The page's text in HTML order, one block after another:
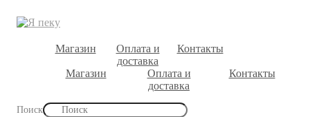
Магазин
Оплата и
доставка
Контакты
Магазин
Оплата и
доставка
Контакты
Поиск